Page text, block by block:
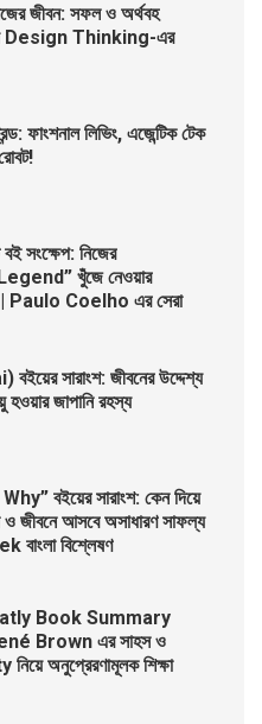
জীবন: সফল ও অর্থবহ
Design Thinking-এর
ফাংশনাল লিভিং, এজেন্টিক টেক
সংক্ষেপ: নিজের
খুঁজে নেওয়ার
| Paulo Coelho এর সেরা
সারাংশ: জীবনের উদ্দেশ্য
হওয়ার জাপানি রহস্য
বইয়ের সারাংশ: কেন দিয়ে
জীবনে আসবে অসাধারণ সাফল্য
বিশ্লেষণ
Book Summary
Brown এর সাহস ও
অনুপ্রেরণামূলক শিক্ষা